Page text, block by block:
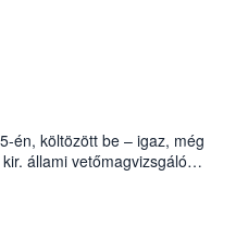
én, költözött be – igaz, még
állami vetőmagvizsgáló
alatti, Czigler Győző által